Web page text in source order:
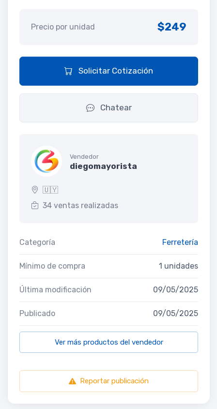
Precio por unidad $249
Solicitar Cotización
Chatear
Vendedor
diegomayorista
🇺🇾
34 ventas realizadas
Categoría Ferretería
Mínimo de compra 1 unidades
Última modificación 09/05/2025
Publicado 09/05/2025
Ver más productos del vendedor
Reportar publicación